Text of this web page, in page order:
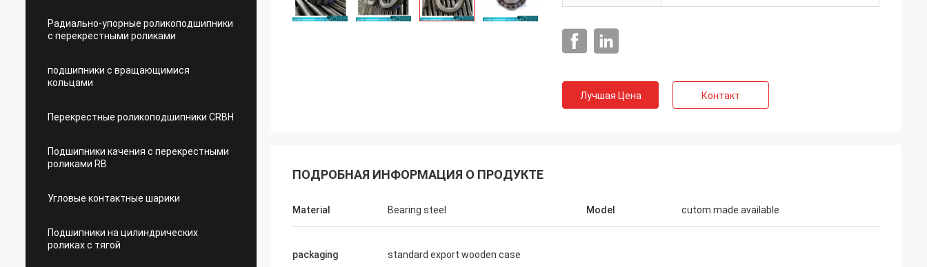
Радиально-упорные роликоподшипники
с перекрестными роликами
подшипники с вращающимися
кольцами
Перекрестные роликоподшипники CRBH
Подшипники качения с перекрестными
роликами RB
Угловые контактные шарики
Подшипники на цилиндрических
роликах с тягой
Лучшая Цена Контакт
ПОДРОБНАЯ ИНФОРМАЦИЯ О ПРОДУКТЕ
Material Bearing steel Model cutom made available
packaging standard export wooden case